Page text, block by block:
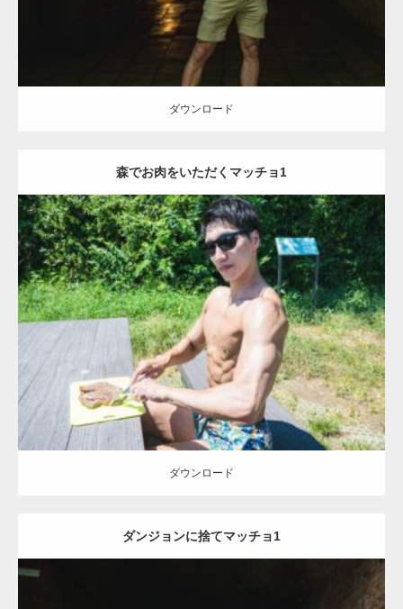
ダウンロード
森でお肉をいただくマッチョ1
Update:2021.07.8
Category:森のマッチョ
ダウンロード
ダウンロード
ダンジョンに捨てマッチョ1